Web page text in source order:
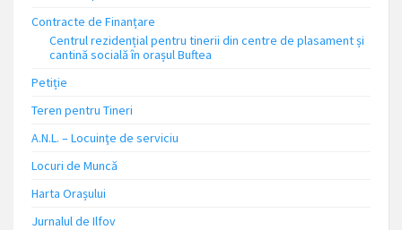
Contracte de Finanțare
Centrul rezidențial pentru tinerii din centre de plasament și
cantină socială în orașul Buftea
Petiție
Teren pentru Tineri
A.N.L. – Locuinţe de serviciu
Locuri de Muncă
Harta Orașului
Jurnalul de Ilfov